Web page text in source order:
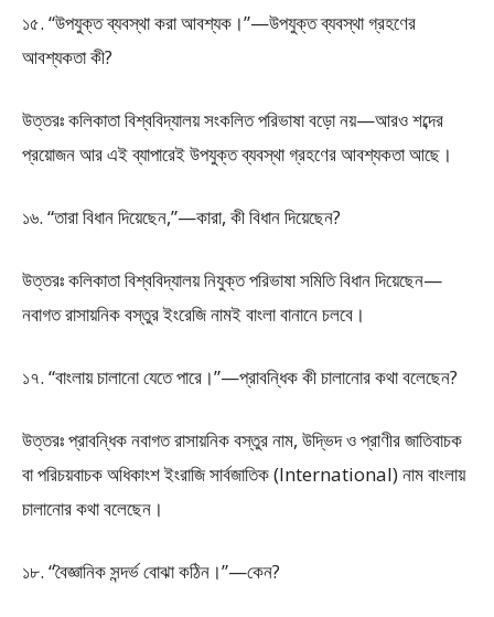
১৫. “উপযুক্ত ব্যবস্থা করা আবশ্যক।”—উপযুক্ত ব্যবস্থা গ্রহণের
আবশ্যকতা কী?
উত্তরঃ কলিকাতা বিশ্ববিদ্যালয় সংকলিত পরিভাষা বড়ো নয়—আরও শব্দের
প্রয়োজন আর এই ব্যাপারেই উপযুক্ত ব্যবস্থা গ্রহণের আবশ্যকতা আছে।
১৬. “তারা বিধান দিয়েছেন,”—কারা, কী বিধান দিয়েছেন?
উত্তরঃ কলিকাতা বিশ্ববিদ্যালয় নিযুক্ত পরিভাষা সমিতি বিধান দিয়েছেন—
নবাগত রাসায়নিক বস্তুর ইংরেজি নামই বাংলা বানানে চলবে।
১৭. “বাংলায় চালানো যেতে পারে।”—প্রাবন্ধিক কী চালানোর কথা বলেছেন?
উত্তরঃ প্রাবন্ধিক নবাগত রাসায়নিক বস্তুর নাম, উদ্ভিদ ও প্রাণীর জাতিবাচক
বা পরিচয়বাচক অধিকাংশ ইংরাজি সার্বজাতিক (International) নাম বাংলায়
চালানোর কথা বলেছেন।
১৮. “বৈজ্ঞানিক সন্দর্ভ বোঝা কঠিন।”—কেন?